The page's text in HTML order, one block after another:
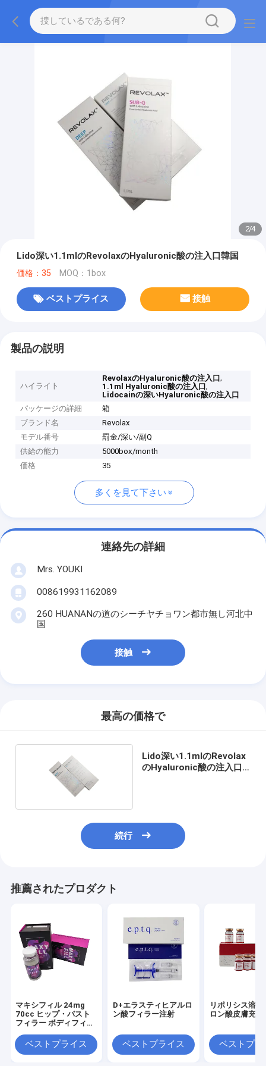
2/4
Lido深い1.1mlのRevolaxのHyaluronic酸の注入口韓国
価格：35 MOQ：1box
ベストプライス 接触
製品の説明
ハイライト
RevolaxのHyaluronic酸の注入口,
1.1ml Hyaluronic酸の注入口,
Lidocainの深いHyaluronic酸の注入口
パッケージの詳細
箱
ブランド名
Revolax
モデル番号
罰金/深い/副Q
供給の能力
5000box/month
価格
35
多くを見て下さい
連絡先の詳細
Mrs. YOUKI
008619931162089
260 HUANANの道のシーチヤチョワン都市無し河北中
国
接触
最高の価格で
Lido深い1.1mlのRevolax
のHyaluronic酸の注入口
続行
推薦されたプロダクト
マキシフィル 24mg
70cc ヒップ・バスト
フィラー ボディフィラ
ベストプライス
D+エラスティヒアルロ
ン酸フィラー注射
ベストプライス
リポリシス溶液
ロン酸皮膚充填
ベストプラ